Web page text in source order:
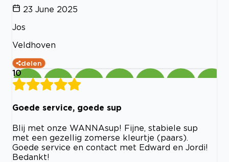
23 June 2025
Jos
Veldhoven
delen
10
Goede service, goede sup
Blij met onze WANNAsup! Fijne, stabiele sup
met een gezellig zomerse kleurtje (paars).
Goede service en contact met Edward en Jordi!
Bedankt!